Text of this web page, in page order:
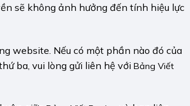
sẽ không ảnh hưởng đến tính hiệu lực
website. Nếu có một phần nào đó của
ba, vui lòng gửi liên hệ với Bảng Viết